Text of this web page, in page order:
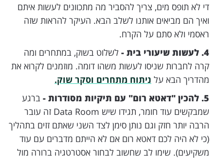
די לא תופס מים, צריך להסביר מה מתכוונים לעשות איתם
ואיך הם מביאים אותנו לשלב הבא. העיקר להראות שזה
ראסמי ולא סתם על הקרח.
4. לעשות שיעורי בית -
לשלוט בשוק, במתחרים ומה
קרה לחברות שניסו לעשות משהו דומה. מוזמנים לקרוא את
מהדריך הבא על ניתוח מתחרים וסקר שוק.
5. להכין "דאטא רום" עם תיקיות מסודרות -
ברגע
שמבקשים עוד חומר, תגידו שיש Data Room זה עובר
הרבה יותר חזק וגם נותן סימן לצד השני שאתם זזים בתהליך
(כי לא היה לכם דאטא רום אם לא הייתם מדברים עם עוד
משקיעים). שימו לב שחשוב לבחור אסטרטגיה ברורה מול